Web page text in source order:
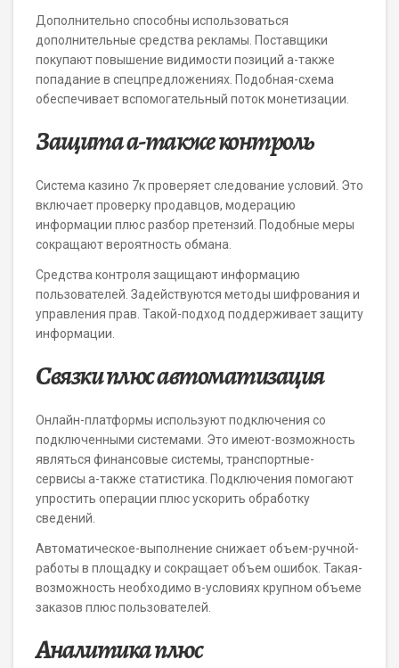
Дополнительно способны использоваться
дополнительные средства рекламы. Поставщики
покупают повышение видимости позиций а-также
попадание в спецпредложениях. Подобная-схема
обеспечивает вспомогательный поток монетизации.
Защита а-также контроль
Система казино 7к проверяет следование условий. Это
включает проверку продавцов, модерацию
информации плюс разбор претензий. Подобные меры
сокращают вероятность обмана.
Средства контроля защищают информацию
пользователей. Задействуются методы шифрования и
управления прав. Такой-подход поддерживает защиту
информации.
Связки плюс автоматизация
Онлайн-платформы используют подключения со
подключенными системами. Это имеют-возможность
являться финансовые системы, транспортные-
сервисы а-также статистика. Подключения помогают
упростить операции плюс ускорить обработку
сведений.
Автоматическое-выполнение снижает объем-ручной-
работы в площадку и сокращает объем ошибок. Такая-
возможность необходимо в-условиях крупном объеме
заказов плюс пользователей.
Аналитика плюс